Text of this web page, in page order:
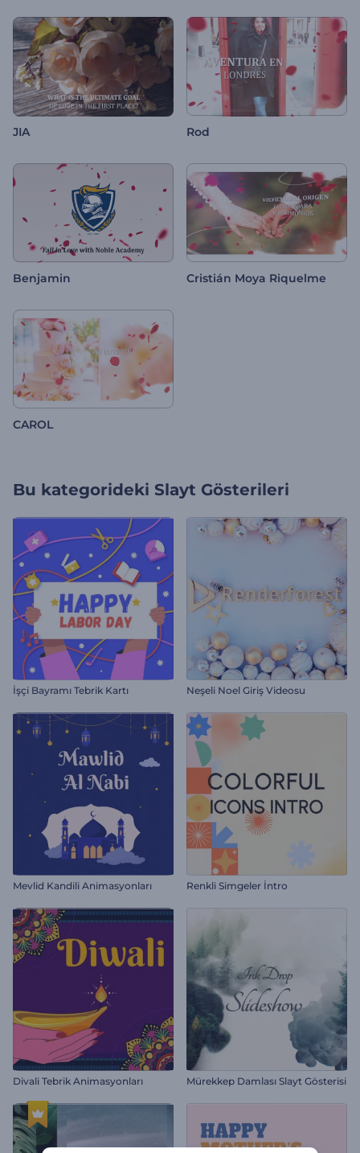
JIA Rod
Benjamin Cristián Moya Riquelme
CAROL
Bu kategorideki Slayt Gösterileri
İşçi Bayramı Tebrik Kartı Neşeli Noel Giriş Videosu
Mevlid Kandili Animasyonları Renkli Simgeler İntro
Divali Tebrik Animasyonları Mürekkep Damlası Slayt Gösterisi